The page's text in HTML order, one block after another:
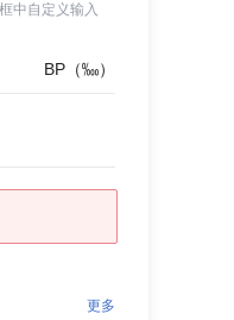
中自定义输入
BP（‱）
更多